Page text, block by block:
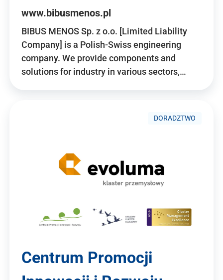
www.bibusmenos.pl
BIBUS MENOS Sp. z o.o. [Limited Liability
Company] is a Polish-Swiss engineering
company. We provide components and
solutions for industry in various sectors,…
DORADZTWO
Centrum Promocji